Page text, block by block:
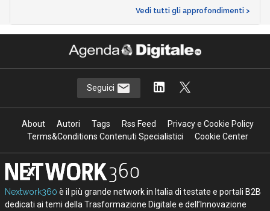
Vedi tutti gli approfondimenti >
Seguici
About Autori Tags Rss Feed
Privacy e Cookie Policy
Terms&Conditions Contenuti Specialistici
Cookie Center
Nextwork360 è il più grande network in Italia di testate e portali B2B
dedicati ai temi della Trasformazione Digitale e dell’Innovazione